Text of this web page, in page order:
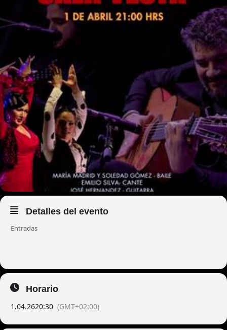
Detalles del evento
Entradas
Horario
1.04.2620:30 (GMT+02:00)